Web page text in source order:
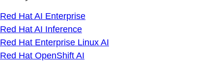
Red Hat AI Enterprise
Red Hat AI Inference
Red Hat Enterprise Linux AI
Red Hat OpenShift AI